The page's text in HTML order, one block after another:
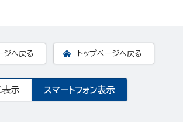
ジへ戻る トップページへ戻る
表示 スマートフォン表示